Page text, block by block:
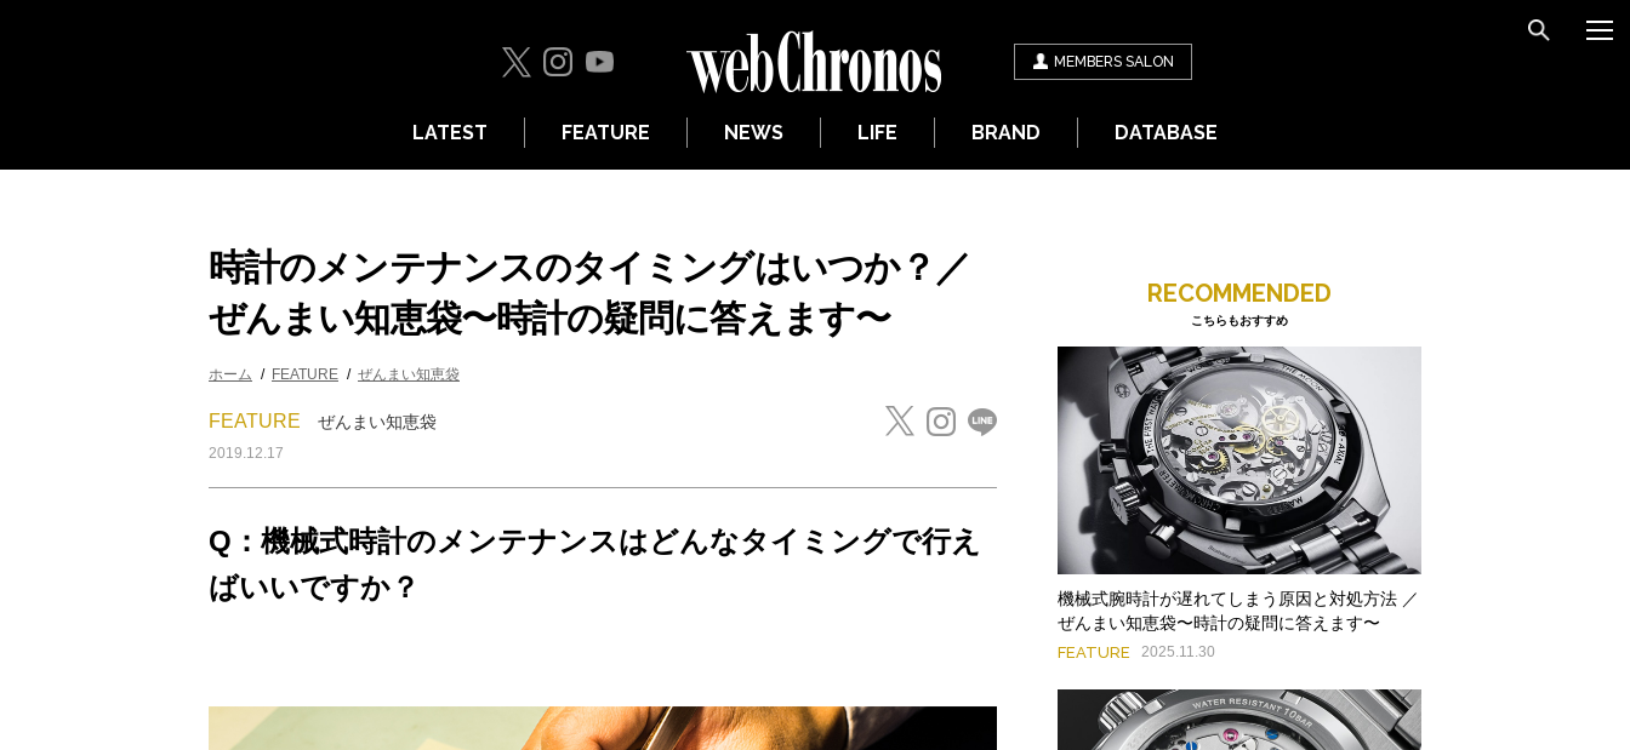
MEMBERS SALON
LATEST FEATURE NEWS LIFE BRAND DATABASE
時計のメンテナンスのタイミングはいつか？／
ぜんまい知恵袋〜時計の疑問に答えます〜
ホーム FEATURE ぜんまい知恵袋
FEATURE ぜんまい知恵袋
2019.12.17
Q：機械式時計のメンテナンスはどんなタイミングで行え
ばいいですか？
RECOMMENDED
こちらもおすすめ
機械式腕時計が遅れてしまう原因と対処方法 ／
ぜんまい知恵袋〜時計の疑問に答えます〜
FEATURE 2025.11.30